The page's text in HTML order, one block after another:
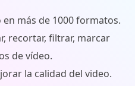
más de 1000 formatos.
recortar, filtrar, marcar
de vídeo.
la calidad del video.